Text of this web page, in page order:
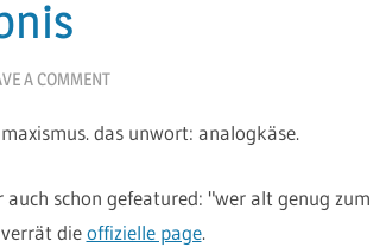
A COMMENT
das unwort: analogkäse.
auch schon gefeatured: "wer alt genug zum
dieoffizielle page.